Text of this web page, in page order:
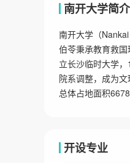
南开大学简介
南开大学（
伯苓秉承教育救
立长沙临时大学
院系调整，成为
总体占地面积6678
开设专业